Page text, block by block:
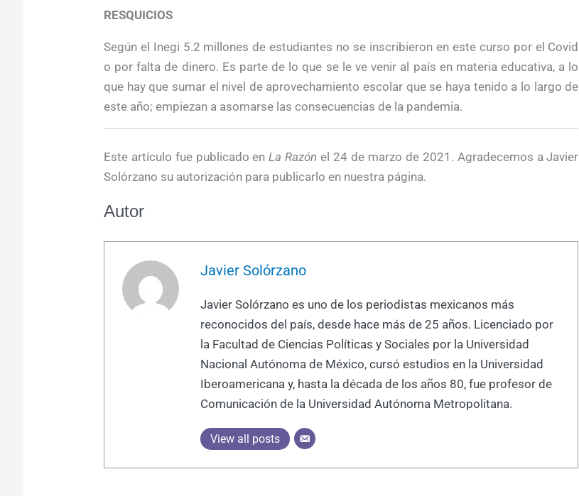
RESQUICIOS
Según el Inegi 5.2 millones de estudiantes no se inscribieron en este curso por el Covid
o por falta de dinero. Es parte de lo que se le ve venir al país en materia educativa, a lo
que hay que sumar el nivel de aprovechamiento escolar que se haya tenido a lo largo de
este año; empiezan a asomarse las consecuencias de la pandemia.
Este artículo fue publicado enLa Razón el 24 de marzo de 2021. Agradecemos a Javier
Solórzano su autorización para publicarlo en nuestra página.
Autor
Javier Solórzano
Javier Solórzano es uno de los periodistas mexicanos más
reconocidos del país, desde hace más de 25 años. Licenciado por
la Facultad de Ciencias Políticas y Sociales por la Universidad
Nacional Autónoma de México, cursó estudios en la Universidad
Iberoamericana y, hasta la década de los años 80, fue profesor de
Comunicación de la Universidad Autónoma Metropolitana.
View all posts